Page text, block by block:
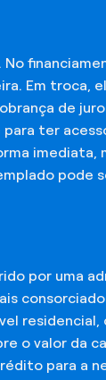
Em troca,
de
para ter
imediata,
pode
por uma
o valor da
para a